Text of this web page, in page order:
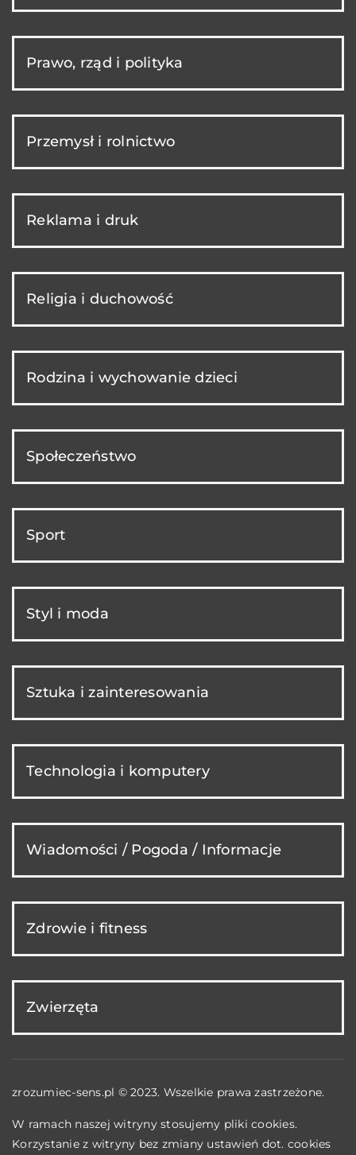
Prawo, rząd i polityka
Przemysł i rolnictwo
Reklama i druk
Religia i duchowość
Rodzina i wychowanie dzieci
Społeczeństwo
Sport
Styl i moda
Sztuka i zainteresowania
Technologia i komputery
Wiadomości / Pogoda / Informacje
Zdrowie i fitness
Zwierzęta
zrozumiec-sens.pl © 2023. Wszelkie prawa zastrzeżone.
W ramach naszej witryny stosujemy pliki cookies.
Korzystanie z witryny bez zmiany ustawień dot. cookies